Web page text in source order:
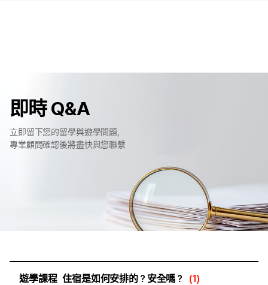
即時 Q&A
立即留下您的留學與遊學問題，
專業顧問確認後將盡快與您聯繫
遊學課程 住宿是如何安排的？安全嗎？ (1)